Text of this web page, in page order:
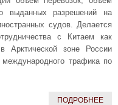
выданных разрешений на
судов. Делается
с Китаем как
Арктической зоне России
трафика по
ПОДРОБНЕЕ